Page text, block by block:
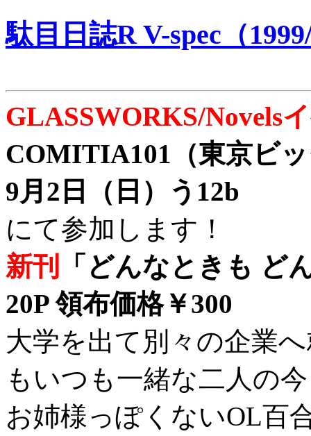
駄目日誌R V-spec（
GLASSWORKS/Novels
COMITIA101（東京ビ
9月2日（日）う12b
にて参加します！
新刊
「どんなときも ど
20P 領布価格￥300
大学を出て別々の企業
もいつも一緒な二人の
お姉様っぽくないOL百